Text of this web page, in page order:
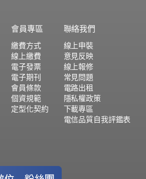
會員專區
繳費方式
線上繳費
電子發票
電子期刊
會員條款
個資規範
定型化契約
聯絡我們
線上申裝
意見反映
線上報修
常見問題
電路出租
隱私權政策
下載專區
電信品質自我評鑑表